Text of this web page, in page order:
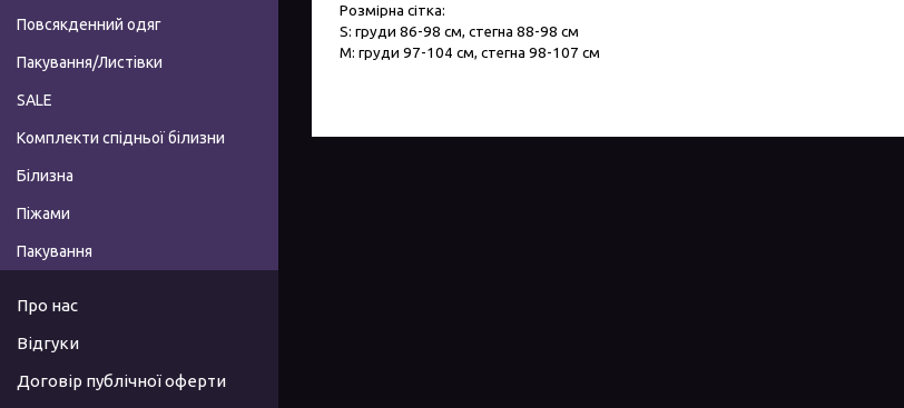
Розмірна сітка:
S: груди 86-98 см, стегна 88-98 см
M: груди 97-104 см, стегна 98-107 см
Повсякденний одяг
Пакування/Листівки
SALE
Комплекти спідньої білизни
Білизна
Піжами
Пакування
Про нас
Відгуки
Договір публічної оферти